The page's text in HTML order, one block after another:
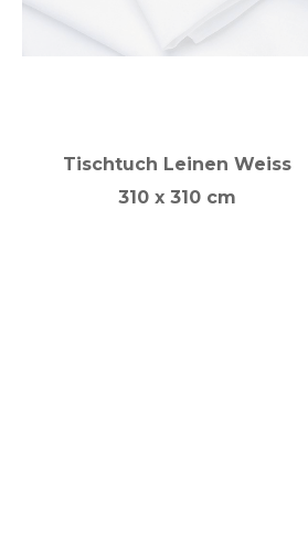
Tischtuch Leinen Weiss
310 x 310 cm